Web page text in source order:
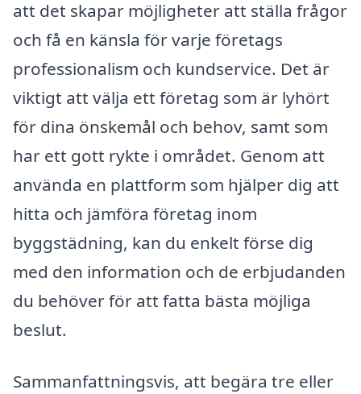
att det skapar möjligheter att ställa frågor
och få en känsla för varje företags
professionalism och kundservice. Det är
viktigt att välja ett företag som är lyhört
för dina önskemål och behov, samt som
har ett gott rykte i området. Genom att
använda en plattform som hjälper dig att
hitta och jämföra företag inom
byggstädning, kan du enkelt förse dig
med den information och de erbjudanden
du behöver för att fatta bästa möjliga
beslut.
Sammanfattningsvis, att begära tre eller